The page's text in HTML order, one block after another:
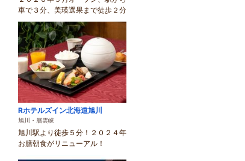
車で３分、美瑛選果まで徒歩２分
Rホテルズイン北海道旭川
旭川・層雲峡
旭川駅より徒歩５分！２０２４年
お膳朝食がリニューアル！